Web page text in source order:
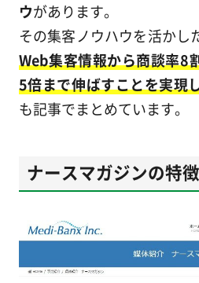
ウがあります。
その集客ノウハウを活かし
Web集客情報から商談率8
5倍まで伸ばすことを実現
も記事でまとめています。
ナースマガジンの特徴